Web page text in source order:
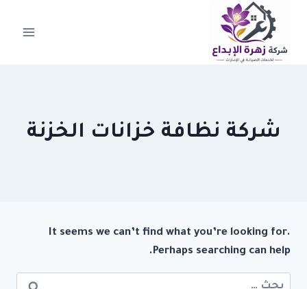
التجاوز
المحتوى
شركة نظافة خزانات الخزنة
It seems we can’t find what you’re looking for.
Perhaps searching can help.
البحث